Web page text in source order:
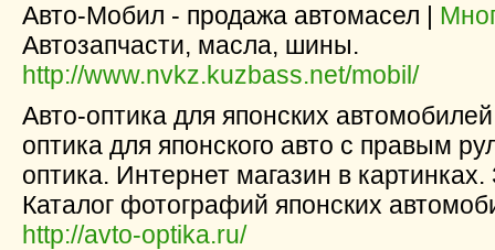
Авто-Мобил - продажа автомасел |
Автозапчасти, масла, шины.
http://www.nvkz.kuzbass.net/mobil/
Авто-оптика для японских
оптика для японского авто с правым
оптика. Интернет магазин в
Каталог фотографий японских
http://avto-optika.ru/